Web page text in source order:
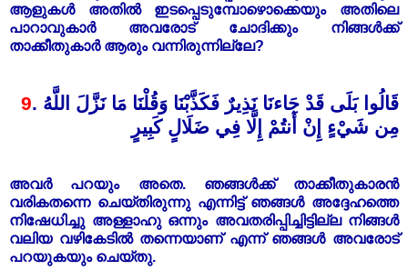
ആളുകൾ അതിൽ ഇടപ്പെടുമ്പോഴൊക്കെയും അതിലെ
പാറാവുകാർ അവരോട് ചോദിക്കും നിങ്ങൾക്ക്
താക്കീതുകാർ ആരും വന്നിരുന്നില്ലേ?
9. قَالُوا بَلَى قَدْ جَاءنَا نَذِيرٌ فَكَذَّبْنَا وَقُلْنَا مَا نَزَّلَ اللَّهُ
مِن شَيْءٍ إِنْ أَنتُمْ إِلَّا فِي ضَلَالٍ كَبِيرٍ
അവർ പറയും അതെ. ഞങ്ങൾക്ക് താക്കീതുകാരൻ
വരികതന്നെ ചെയ്തിരുന്നു എന്നിട്ട് ഞങ്ങൾ അദ്ദേഹത്തെ
നിഷേധിച്ചു അള്ളാഹു ഒന്നും അവതരിപ്പിച്ചിട്ടില്ല നിങ്ങൾ
വലിയ വഴികേടിൽ തന്നെയാണ്‌ എന്ന് ഞങ്ങൾ അവരോട്
പറയുകയും ചെയ്തു.